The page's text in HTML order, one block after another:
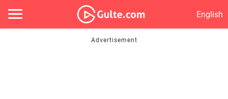
English